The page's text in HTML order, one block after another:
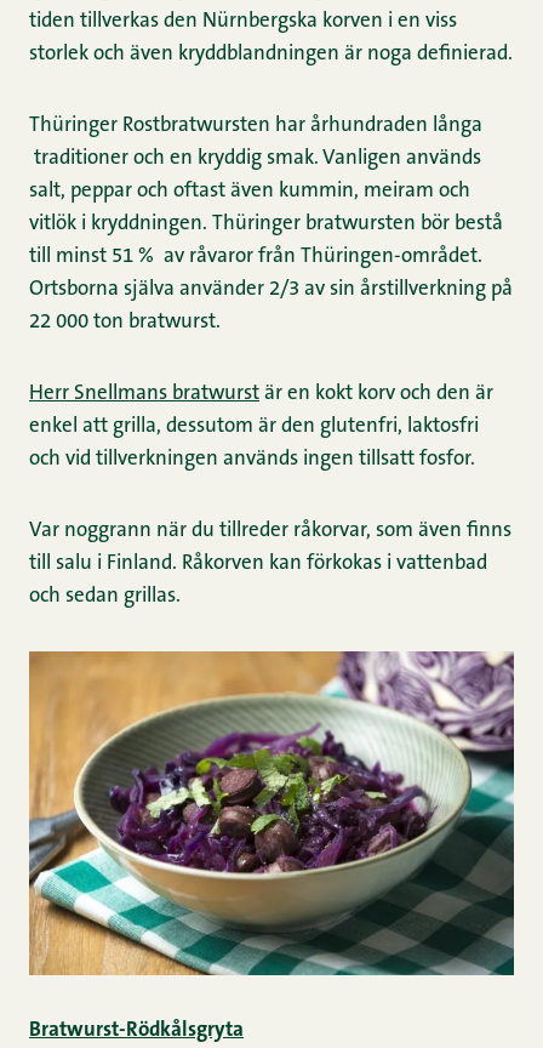
tiden tillverkas den Nürnbergska korven i en viss
storlek och även kryddblandningen är noga definierad.
Thüringer Rostbratwursten har århundraden långa
traditioner och en kryddig smak. Vanligen används
salt, peppar och oftast även kummin, meiram och
vitlök i kryddningen. Thüringer bratwursten bör bestå
till minst 51 % av råvaror från Thüringen-området.
Ortsborna själva använder 2/3 av sin årstillverkning på
22 000 ton bratwurst.
Herr Snellmans bratwurst är en kokt korv och den är
enkel att grilla, dessutom är den glutenfri, laktosfri
och vid tillverkningen används ingen tillsatt fosfor.
Var noggrann när du tillreder råkorvar, som även finns
till salu i Finland. Råkorven kan förkokas i vattenbad
och sedan grillas.
Bratwurst-Rödkålsgryta